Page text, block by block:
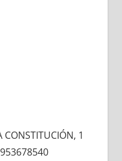
CONSTITUCIÓN, 1
953678540